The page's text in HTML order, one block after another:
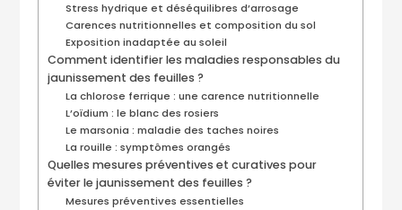
Stress hydrique et déséquilibres d’arrosage
Carences nutritionnelles et composition du sol
Exposition inadaptée au soleil
Comment identifier les maladies responsables du
jaunissement des feuilles ?
La chlorose ferrique : une carence nutritionnelle
L’oïdium : le blanc des rosiers
Le marsonia : maladie des taches noires
La rouille : symptômes orangés
Quelles mesures préventives et curatives pour
éviter le jaunissement des feuilles ?
Mesures préventives essentielles